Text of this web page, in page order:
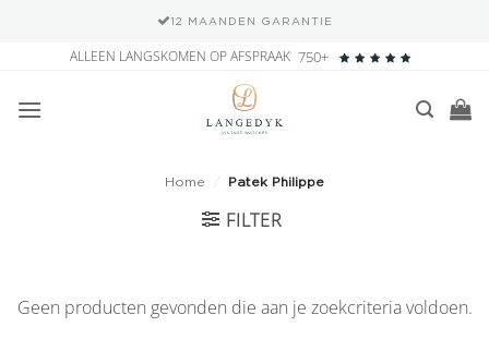
12 MAANDEN GARANTIE
inhoud
ALLEEN LANGSKOMEN OP AFSPRAAK 750+
Home Patek Philippe
FILTER
Geen producten gevonden die aan je zoekcriteria voldoen.